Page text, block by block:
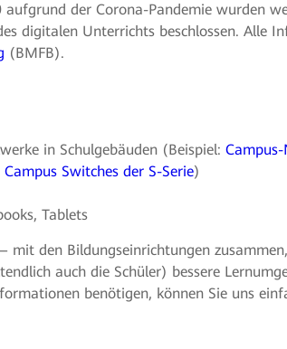
der Corona-Pandemie wurden
digitalen Unterrichts beschlossen. Alle
(BMFB).
in Schulgebäuden (Beispiel:
Campus Switches der S-Serie)
Tablets
den Bildungseinrichtungen
auch die Schüler) bessere
benötigen, können Sie uns